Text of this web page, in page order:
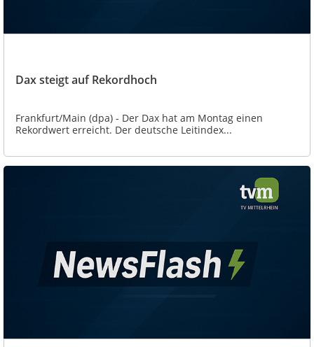
Dax steigt auf Rekordhoch
Frankfurt/Main (dpa) - Der Dax hat am Montag einen
Rekordwert erreicht. Der deutsche Leitindex...